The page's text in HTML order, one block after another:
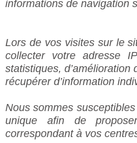
informations de navigation
Lors de vos visites sur le
collecter votre adresse
statistiques, d’amélioration
récupérer d’information
Nous sommes
unique afin de
correspondant à vos